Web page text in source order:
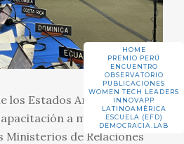
HOME
PREMIO PERÚ
ENCUENTRO
OBSERVATORIO
PUBLICACIONES
WOMEN TECH LEADERS
INNOVAPP
LATINOAMÉRICA
ESCUELA (EFD)
DEMOCRACIA.LAB
los Estados Americanos
a más de 600
Ministerios de Relaciones